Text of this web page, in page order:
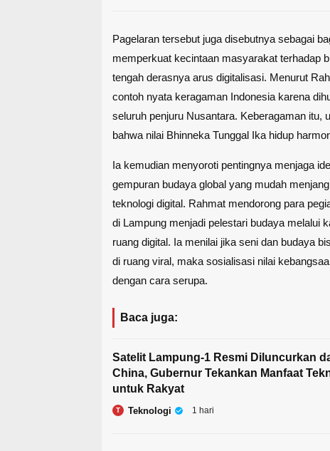
Pagelaran tersebut juga disebutnya sebagai
memperkuat kecintaan masyarakat terhadap
tengah derasnya arus digitalisasi. Menurut
contoh nyata keragaman Indonesia karena
seluruh penjuru Nusantara. Keberagaman itu,
bahwa nilai Bhinneka Tunggal Ika hidup
Ia kemudian menyoroti pentingnya menjaga
gempuran budaya global yang mudah
teknologi digital. Rahmat mendorong para
di Lampung menjadi pelestari budaya melalui
ruang digital. Ia menilai jika seni dan budaya
di ruang viral, maka sosialisasi nilai
dengan cara serupa.
Baca juga:
Satelit Lampung-1 Resmi Diluncurkan
China, Gubernur Tekankan Manfaat
untuk Rakyat
T Teknologi 1 hari